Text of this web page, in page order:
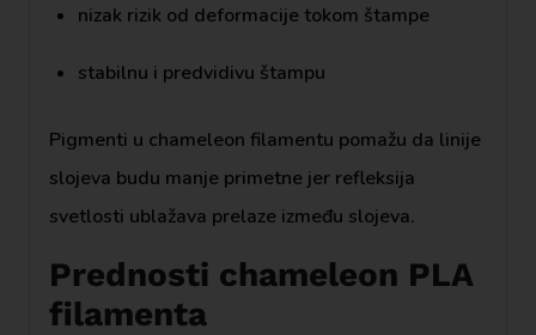
nizak rizik od deformacije tokom štampe
stabilnu i predvidivu štampu
Pigmenti u chameleon filamentu pomažu da linije
slojeva budu manje primetne jer refleksija
svetlosti ublažava prelaze između slojeva.
Prednosti chameleon PLA
filamenta